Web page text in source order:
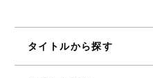
タイトルから探す